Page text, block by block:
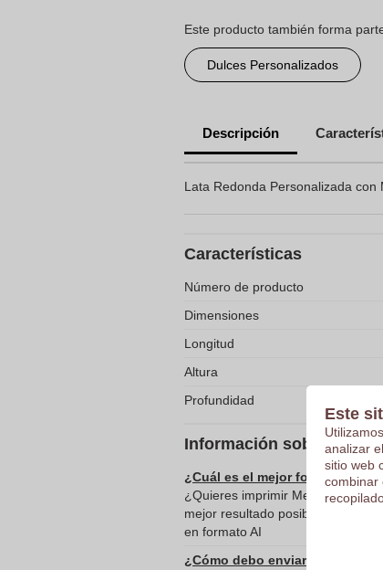
Este producto también forma
Dulces Personalizados
Descripción
Lata Redonda Personalizada con
Características
Número de producto
Dimensiones
Longitud
Altura
Profundidad
Información sobre el
¿Cuál es el mejor formato para
¿Quieres imprimir Mentas
mejor resultado posible? Te
en formato AI
¿Cómo debo enviar el/los
Este
analizar
sitio web
combinar